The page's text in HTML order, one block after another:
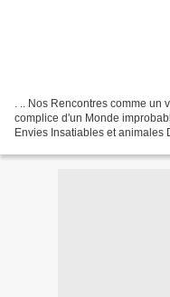
. .. Nos Rencontres comme
complice d'un Monde
Envies Insatiables et animales